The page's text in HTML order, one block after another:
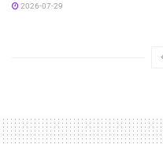
2026-07-29